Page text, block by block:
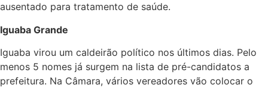
ausentado para tratamento de saúde.
Iguaba Grande
Iguaba virou um caldeirão político nos últimos dias. Pelo
menos 5 nomes já surgem na lista de pré-candidatos a
prefeitura. Na Câmara, vários vereadores vão colocar o